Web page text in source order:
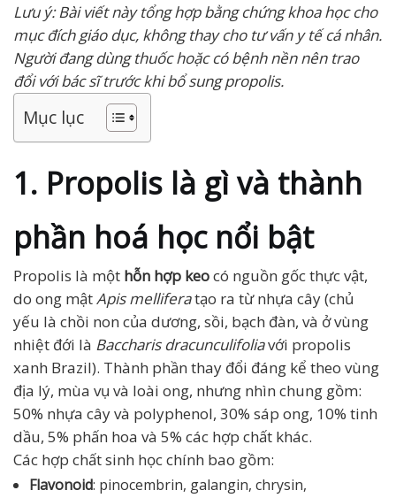
Lưu ý: Bài viết này tổng hợp bằng chứng khoa học cho
mục đích giáo dục, không thay cho tư vấn y tế cá nhân.
Người đang dùng thuốc hoặc có bệnh nền nên trao
đổi với bác sĩ trước khi bổ sung propolis.
Mục lục
1. Propolis là gì và thành
phần hoá học nổi bật
Propolis là một hỗn hợp keocó nguồn gốc thực vật,
do ong mậtApis melliferatạo ra từ nhựa cây (chủ
yếu là chồi non của dương, sồi, bạch đàn, và ở vùng
nhiệt đới là Baccharis dracunculifoliavới propolis
xanh Brazil). Thành phần thay đổi đáng kể theo vùng
địa lý, mùa vụ và loài ong, nhưng nhìn chung gồm:
50% nhựa cây và polyphenol, 30% sáp ong, 10% tinh
dầu, 5% phấn hoa và 5% các hợp chất khác.
Các hợp chất sinh học chính bao gồm:
Flavonoid: pinocembrin, galangin, chrysin,